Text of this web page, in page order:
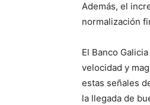
Además, el
normalización
El Banco
velocidad y
estas señales
la llegada de